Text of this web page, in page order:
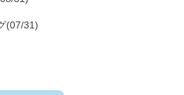
(07/31)